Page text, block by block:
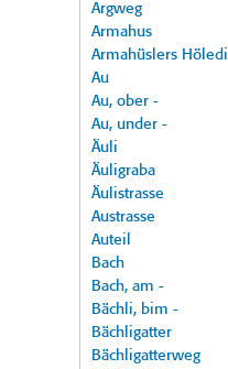
Argweg
Armahus
Armahüslers Höledi
Au
Au, ober -
Au, under -
Äuli
Äuligraba
Äulistrasse
Austrasse
Auteil
Bach
Bach, am -
Bächli, bim -
Bächligatter
Bächligatterweg